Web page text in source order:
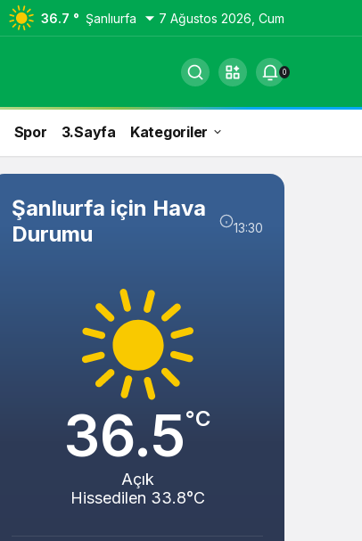
36.7 ° Şanlıurfa 7 Ağustos 2026, Cum
0
Spor 3.Sayfa Kategoriler
Şanlıurfa için Hava
Durumu
13:30
36.5°C
Açık
Hissedilen 33.8°C